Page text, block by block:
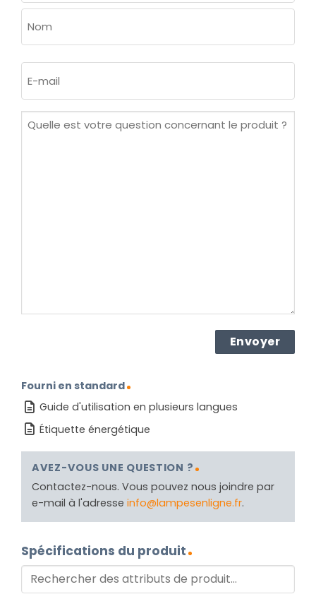
Prénom
mail
Quelle
Fourni en standard
Guide d'utilisation en plusieurs langues
Étiquette énergétique
AVEZ-VOUS UNE QUESTION ?
Contactez-nous. Vous pouvez nous joindre par
e-mail à l'adresse info@lampesenligne.fr.
Spécifications du produit